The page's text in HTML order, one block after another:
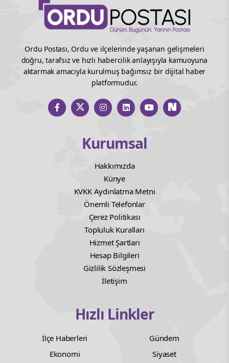
Ordu Postası, Ordu ve ilçelerinde yaşanan gelişmeleri
doğru, tarafsız ve hızlı habercilik anlayışıyla kamuoyuna
aktarmak amacıyla kurulmuş bağımsız bir dijital haber
platformudur.
Kurumsal
Hakkımızda
Künye
KVKK Aydınlatma Metni
Önemli Telefonlar
Çerez Politikası
Topluluk Kuralları
Hizmet Şartları
Hesap Bilgileri
Gizlilik Sözleşmesi
İletişim
Hızlı Linkler
İlçe Haberleri
Gündem
Ekonomi
Siyaset